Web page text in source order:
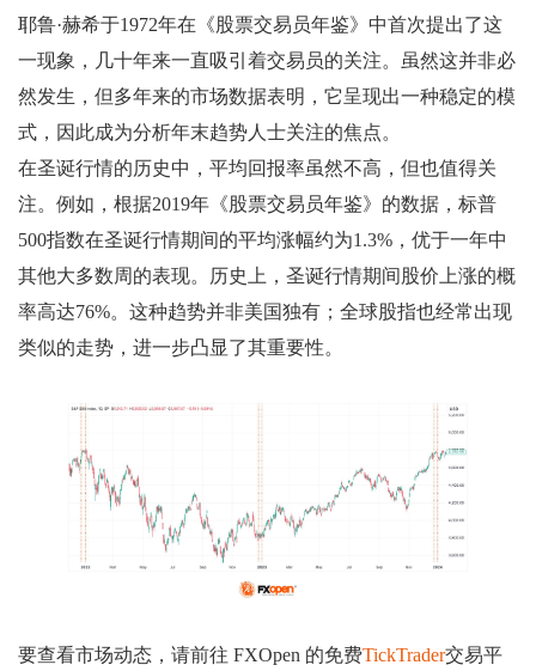
耶鲁·赫希于1972年在《股票交易员年鉴》中首次提出了这
一现象，几十年来一直吸引着交易员的关注。虽然这并非必
然发生，但多年来的市场数据表明，它呈现出一种稳定的模
式，因此成为分析年末趋势人士关注的焦点。
在圣诞行情的历史中，平均回报率虽然不高，但也值得关
注。例如，根据2019年《股票交易员年鉴》的数据，标普
500指数在圣诞行情期间的平均涨幅约为1.3%，优于一年中
其他大多数周的表现。历史上，圣诞行情期间股价上涨的概
率高达76%。这种趋势并非美国独有；全球股指也经常出现
类似的走势，进一步凸显了其重要性。
要查看市场动态，请前往 FXOpen 的免费TickTrader交易平